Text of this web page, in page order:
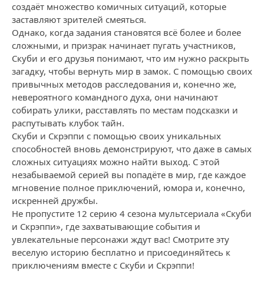
создаёт множество комичных ситуаций, которые
заставляют зрителей смеяться.
Однако, когда задания становятся всё более и более
сложными, и призрак начинает пугать участников,
Скуби и его друзья понимают, что им нужно раскрыть
загадку, чтобы вернуть мир в замок. С помощью своих
привычных методов расследования и, конечно же,
невероятного командного духа, они начинают
собирать улики, расставлять по местам подсказки и
распутывать клубок тайн.
Скуби и Скрэппи с помощью своих уникальных
способностей вновь демонстрируют, что даже в самых
сложных ситуациях можно найти выход. С этой
незабываемой серией вы попадёте в мир, где каждое
мгновение полное приключений, юмора и, конечно,
искренней дружбы.
Не пропустите 12 серию 4 сезона мультсериала «Скуби
и Скрэппи», где захватывающие события и
увлекательные персонажи ждут вас! Смотрите эту
веселую историю бесплатно и присоединяйтесь к
приключениям вместе с Скуби и Скрэппи!